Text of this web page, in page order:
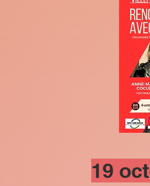
19